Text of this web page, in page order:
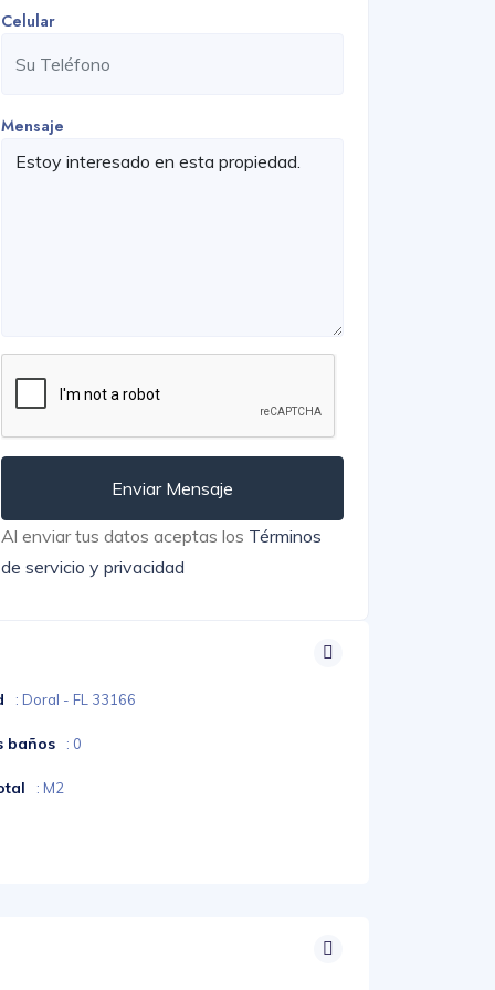
Celular
Mensaje
Enviar Mensaje
Al enviar tus datos aceptas los Términos
de servicio y privacidad
: Doral - FL 33166
baños : 0
: M2